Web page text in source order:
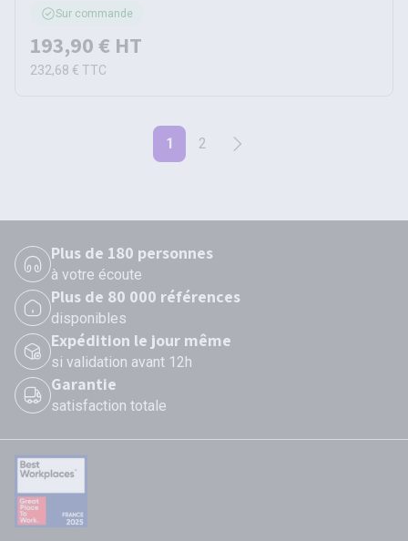
Sur commande
193,90 € HT
232,68 € TTC
1 2
Plus de 180 personnes
à votre écoute
Plus de 80 000 références
disponibles
Expédition le jour même
si validation avant 12h
Garantie
satisfaction totale